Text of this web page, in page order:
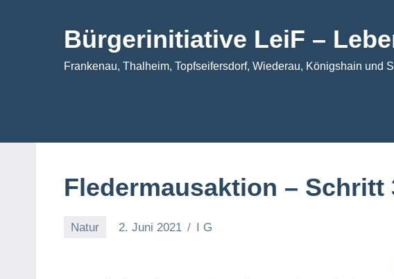
Bürgerinitiative LeiF –
Frankenau, Thalheim, Topfseifersdorf, Wiederau, Königshain und
Fledermausaktion – Schritt
Natur 2. Juni 2021 I G